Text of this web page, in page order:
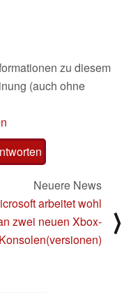
zu diesem
(auch ohne
Neuere News
arbeitet wohl
zwei neuen Xbox-
Konsolen(versionen)
⟩